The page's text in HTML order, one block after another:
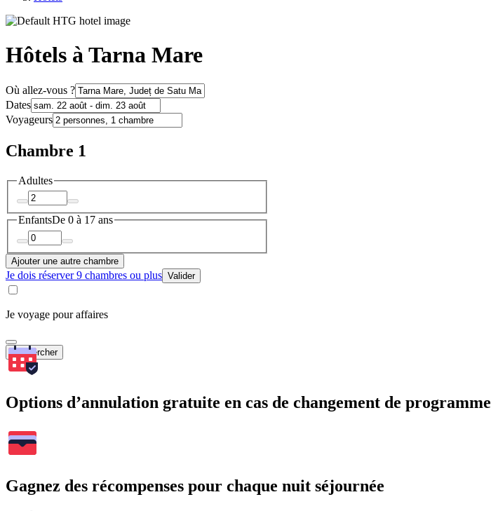
Hôtels à Tarna Mare
Où allez-vous ?
Dates
Voyageurs
Chambre 1
Adultes
EnfantsDe 0 à 17 ans
Ajouter une autre chambre
Je dois réserver 9 chambres ou plus Valider
Je voyage pour affaires
Rechercher
Options d’annulation gratuite en cas de changement de programme
Gagnez des récompenses pour chaque nuit séjournée